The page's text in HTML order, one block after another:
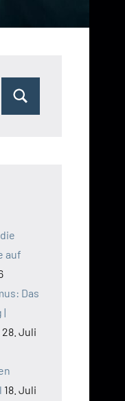
Suchen
auf
Das
|
28. Juli
18. Juli